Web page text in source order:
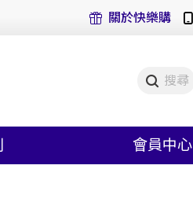
關於快樂購
搜尋
會員中心